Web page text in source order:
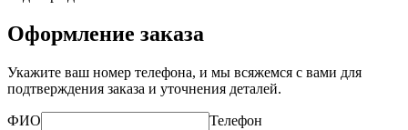
Оформление заказа
Укажите ваш номер телефона, и мы всяжемся с вами для
подтверждения заказа и уточнения деталей.
ФИО Телефон